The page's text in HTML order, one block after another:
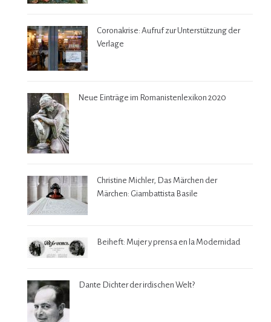
Coronakrise: Aufruf zur Unterstützung der
Verlage
Neue Einträge im Romanistenlexikon 2020
Christine Michler, Das Märchen der
Märchen: Giambattista Basile
Beiheft: Mujer y prensa en la Modernidad
Dante Dichter der irdischen Welt?